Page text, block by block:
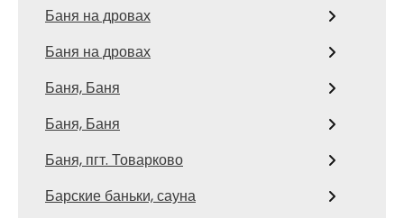
Баня на дровах
Баня на дровах
Баня, Баня
Баня, Баня
Баня, пгт. Товарково
Барские баньки, сауна